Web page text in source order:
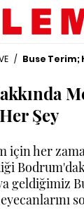
/ Buse Terim;
Her Şey
için her
geldiğimiz